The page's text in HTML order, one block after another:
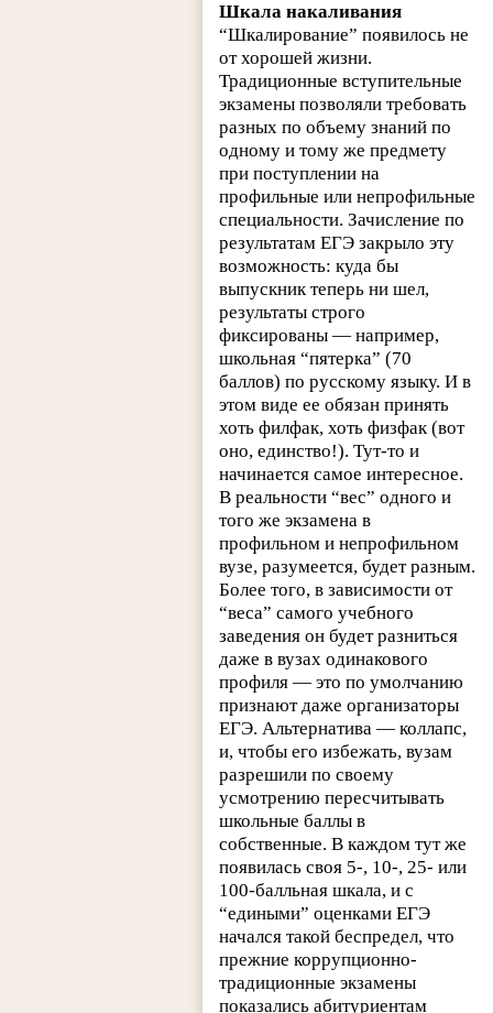
Шкала накаливания
“Шкалирование” появилось не
от хорошей жизни.
Традиционные вступительные
экзамены позволяли требовать
разных по объему знаний по
одному и тому же предмету
при поступлении на
профильные или непрофильные
специальности. Зачисление по
результатам ЕГЭ закрыло эту
возможность: куда бы
выпускник теперь ни шел,
результаты строго
фиксированы — например,
школьная “пятерка” (70
баллов) по русскому языку. И в
этом виде ее обязан принять
хоть филфак, хоть физфак (вот
оно, единство!). Тут-то и
начинается самое интересное.
В реальности “вес” одного и
того же экзамена в
профильном и непрофильном
вузе, разумеется, будет разным.
Более того, в зависимости от
“веса” самого учебного
заведения он будет разниться
даже в вузах одинакового
профиля — это по умолчанию
признают даже организаторы
ЕГЭ. Альтернатива — коллапс,
и, чтобы его избежать, вузам
разрешили по своему
усмотрению пересчитывать
школьные баллы в
собственные. В каждом тут же
появилась своя 5-, 10-, 25- или
100-балльная шкала, и с
“едиными” оценками ЕГЭ
начался такой беспредел, что
прежние коррупционно-
традиционные экзамены
показались абитуриентам